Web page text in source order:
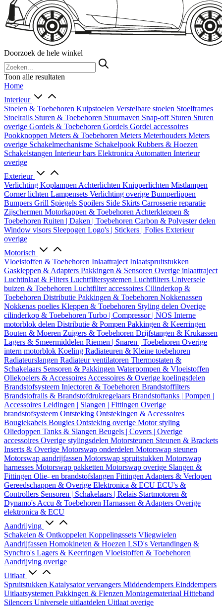
Doorzoek de hele winkel
Toon alle resultaten
Home
Interieur
Stoelen & Toebehoren Kuipstoelen Verstelbare stoelen Stoelframes
Stoelrails Sturen & Toebehoren Stuurnaven Snap-off Sturen Sturen
overige Gordels & Toebehoren Gordels Gordel accessoires
Pookknoppen Meters & Toebehoren Meters Meterhouders Meters
overige Schakelmechanisme Schakelpook Rubbers & Hoezen
Schakelstangen Interieur bars Elektronica Automatten Interieur
overige
Exterieur
Verlichting Koplampen Achterlichten Knipperlichten Mistlampen
Corner lichten Lampensets Verlichting overige Bumperlippen
Bumpers Grill Spiegels Spoilers Side Skirts Carrosserie reparatie
Zijschermen Motorkappen & Toebehoren Achterkleppen &
Toebehoren Ruiten | Daken | Toebehoren Carbon & Polyester delen
Window visors Sleepogen Logo's | Stickers | Folies Exterieur
overige
Motorisch
Vloeistoffen & Toebehoren Inlaattraject Inlaatspruitstukken
Gaskleppen & Adapters Pakkingen & Sensoren Overige inlaattraject
Luchtinlaat & Filters Luchtfiltersystemen Luchtfilters Universele
buizen & Toebehoren Luchtfilter accessoires Cilinderkop &
Toebehoren Distributie Pakkingen & Toebehoren Nokkenassen
Nokkenas poelies Kleppen & Toebehoren Styling delen Overige
cilinderkop & Toebehoren Turbo | Compressor | NOS Interne
motorblok delen Distributie & Pompen Pakkingen & Keerringen
Bouten & Moeren Zuigers & Toebehoren Drijfstangen & Krukassen
Lagers & Smeermiddelen Riemen | Snaren | Toebehoren Overige
intern motorblok Koeling Radiateuren & Kleine toebehoren
Radiateurslangen Radiateur ventilatoren Thermostaten &
Schakelaars Sensoren & Pakkingen Waterpompen & Vloeistoffen
Oliekoelers & Accessoires Accessoires & Overige koelingsdelen
Brandstofsysteem Injectoren & Toebehoren Brandstoffilters
Brandstofrails & Brandstofdrukregelaars Brandstoftanks | Pompen |
Accessoires Leidingen | Slangen | Fittingen Overige
brandstofsysteem Ontsteking Ontstekingen & Accessoires
Bougiekabels Bougies Ontsteking overige Motor styling
Oliedoppen Tanks & Slangen Beugels | Covers | Overige
accessoires Overige stylingsdelen Motorsteunen Steunen & Brackets
Inserts & Overige Motorswap onderdelen Motorswap steunen
Motorswap aandrijfassen Motorswap spruitstukken Motorswap
harnesses Motorswap pakketten Motorswap overige Slangen &
Fittingen Olie- en brandstofslangen Fittingen Adapters & Verlopen
Gereedschappen & Overige Elektronica & ECU ECU's &
Controllers Sensoren | Schakelaars | Relais Startmotoren &
Dynamo's Accu & Toebehoren Harnassen & Adapters Overige
elektronica & ECU
Aandrijving
Schakelen & Ontkoppelen Koppelingssets Vliegwielen
Aandrijfassen Homokineten & Hoezen LSD's Vertandingen &
Synchro's Lagers & Keerringen Vloeistoffen & Toebehoren
Aandrijving overige
Uitlaat
Spruitstukken Katalysator vervangers Middendempers Einddempers
Uitlaatsystemen Pakkingen & Flenzen Montagemateriaal Hitteband
Silencers Universele uitlaatdelen Uitlaat overige